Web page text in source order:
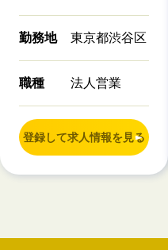
勤務地 東京都渋谷区
職種 法人営業
登録して求人情報を見る